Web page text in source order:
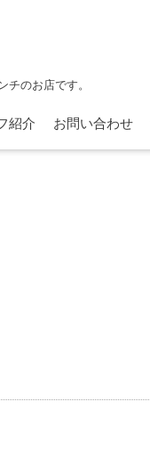
のお店です。
紹介 お問い合わせ